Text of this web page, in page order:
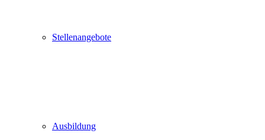
Stellenangebote
Ausbildung